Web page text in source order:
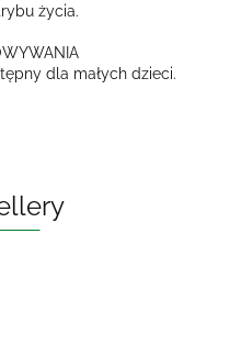
życia.
dla małych dzieci.